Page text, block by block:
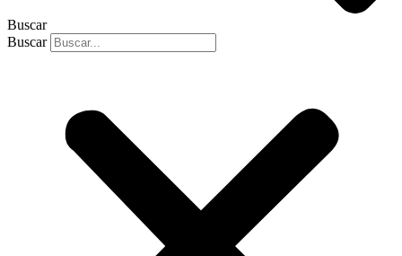
Buscar
Buscar